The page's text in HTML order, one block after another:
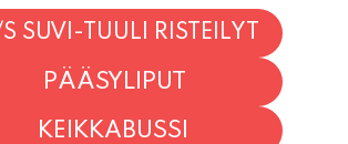
SUVI-TUULI RISTEILYT
PÄÄSYLIPUT
KEIKKABUSSI